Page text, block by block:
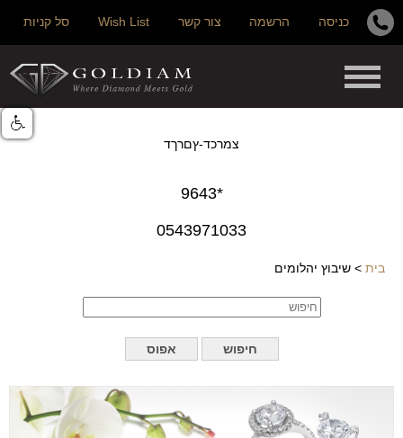
כניסה הרשמה צור קשר Wish List סל קניות
צמרכד-ץםרךד
*9643
0543971033
בית > שיבוץ יהלומים